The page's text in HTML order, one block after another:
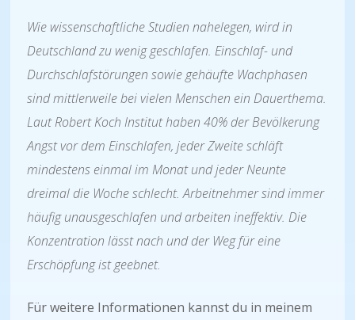
Wie wissenschaftliche Studien nahelegen, wird in
Deutschland zu wenig geschlafen. Einschlaf- und
Durchschlafstörungen sowie gehäufte Wachphasen
sind mittlerweile bei vielen Menschen ein Dauerthema.
Laut Robert Koch Institut haben 40% der Bevölkerung
Angst vor dem Einschlafen, jeder Zweite schläft
mindestens einmal im Monat und jeder Neunte
dreimal die Woche schlecht. Arbeitnehmer sind immer
häufig unausgeschlafen und arbeiten ineffektiv. Die
Konzentration lässt nach und der Weg für eine
Erschöpfung ist geebnet.
Für weitere Informationen kannst du in meinem